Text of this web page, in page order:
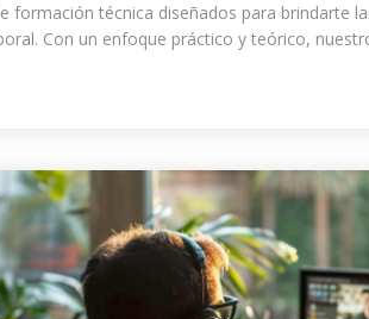
formación técnica diseñados para brindarte
Con un enfoque práctico y teórico,